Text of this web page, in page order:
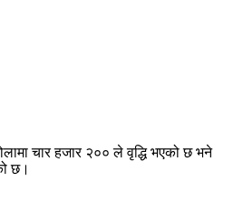
चार हजार २०० ले वृद्धि भएको छ भने
छ।